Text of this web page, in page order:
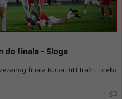
do finala - Sloga
finala Kupa BiH tražiti preko